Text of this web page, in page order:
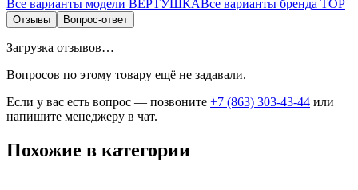
Все варианты модели ВЕРТУШКА Все варианты бренда ТОР
Отзывы Вопрос-ответ
Загрузка отзывов…
Вопросов по этому товару ещё не задавали.
Если у вас есть вопрос — позвоните +7 (863) 303-43-44 или
напишите менеджеру в чат.
Похожие в категории